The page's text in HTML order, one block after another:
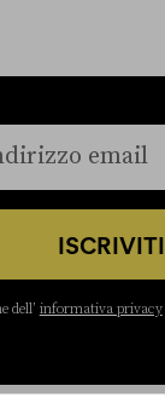
ISCRIVITI
dell’ informativa privacy